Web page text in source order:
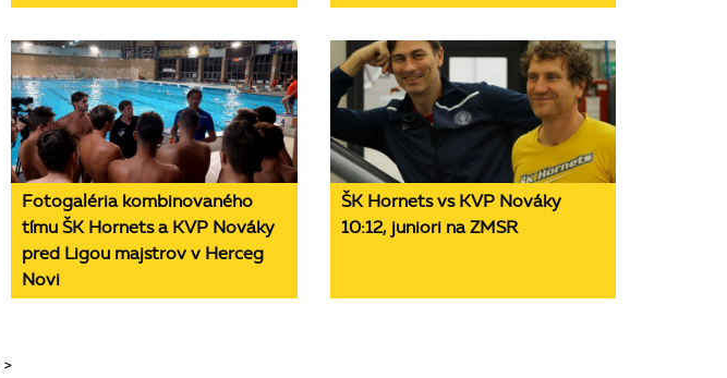
Fotogaléria kombinovaného
tímu ŠK Hornets a KVP Nováky
pred Ligou majstrov v Herceg
Novi
ŠK Hornets vs KVP Nováky
10:12, juniori na ZMSR
>